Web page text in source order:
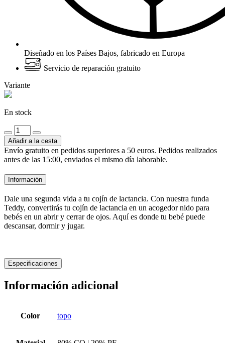
Diseñado en los Países Bajos, fabricado en Europa
Servicio de reparación gratuito
Variante
En stock
Funda
de
cojín
relax
Teddy
Número
Topo
Añadir a la cesta
Envío gratuito en pedidos superiores a 50 euros. Pedidos realizados
antes de las 15:00, enviados el mismo día laborable.
Información
Dale una segunda vida a tu cojín de lactancia. Con nuestra funda
Teddy, convertirás tu cojín de lactancia en un acogedor nido para
bebés en un abrir y cerrar de ojos. Aquí es donde tu bebé puede
descansar, dormir y jugar.
Especificaciones
Información adicional
Color topo